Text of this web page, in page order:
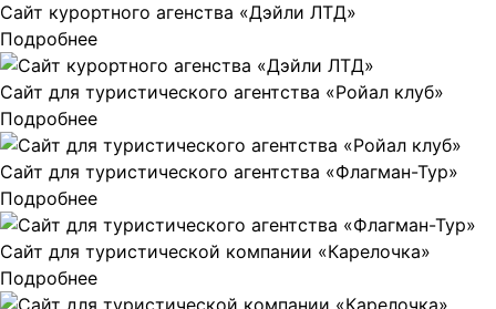
Сайт курортного агенства «Дэйли ЛТД»
Подробнее
Сайт для туристического агентства «Ройал клуб»
Подробнее
Сайт для туристического агентства «Флагман-Тур»
Подробнее
Сайт для туристической компании «Карелочка»
Подробнее